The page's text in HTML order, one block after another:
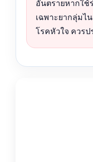
อันตรายหากใช้
เฉพาะยากลุ่มไ
โรคหัวใจ ควร